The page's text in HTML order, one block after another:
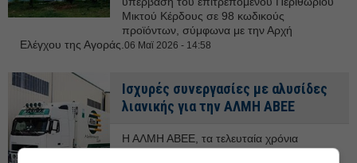
Μικτού Κέρδους σε 98 κωδικούς
προϊόντων, σύμφωνα με την Αρχή
Ελέγχου της Αγοράς. 06 Μαϊ 2026 - 14:58
Ισχυρές συνεργασίες με αλυσίδες
λιανικής για την ΑΛΜΗ ΑΒΕΕ
Η ΑΛΜΗ ΑΒΕΕ, τα τελευταία χρόνια
υλοποιεί ένα ολοκληρωμένο στρατηγικό